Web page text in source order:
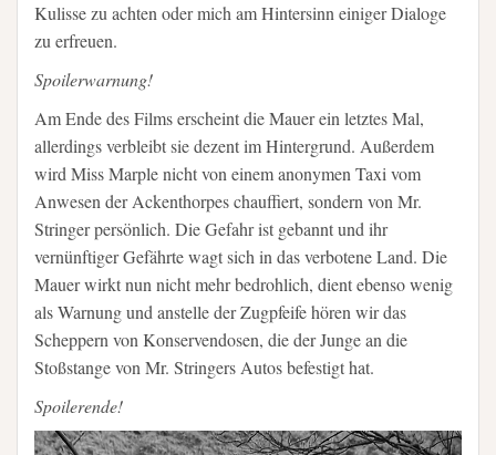
Kulisse zu achten oder mich am Hintersinn einiger Dialoge
zu erfreuen.
Spoilerwarnung!
Am Ende des Films erscheint die Mauer ein letztes Mal,
allerdings verbleibt sie dezent im Hintergrund. Außerdem
wird Miss Marple nicht von einem anonymen Taxi vom
Anwesen der Ackenthorpes chauffiert, sondern von Mr.
Stringer persönlich. Die Gefahr ist gebannt und ihr
vernünftiger Gefährte wagt sich in das verbotene Land. Die
Mauer wirkt nun nicht mehr bedrohlich, dient ebenso wenig
als Warnung und anstelle der Zugpfeife hören wir das
Scheppern von Konservendosen, die der Junge an die
Stoßstange von Mr. Stringers Autos befestigt hat.
Spoilerende!